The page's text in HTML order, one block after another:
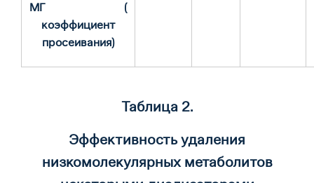
МГ (
коэффициент
просеивания)
Таблица 2.
Эффективность удаления
низкомолекулярных метаболитов